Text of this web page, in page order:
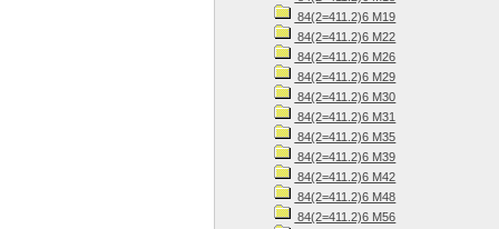
84(2=411.2)6 М19
84(2=411.2)6 М22
84(2=411.2)6 М26
84(2=411.2)6 М29
84(2=411.2)6 М30
84(2=411.2)6 М31
84(2=411.2)6 М35
84(2=411.2)6 М39
84(2=411.2)6 М42
84(2=411.2)6 М48
84(2=411.2)6 М56